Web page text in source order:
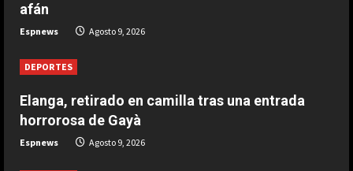
afán
Espnews Agosto 9, 2026
DEPORTES
Elanga, retirado en camilla tras una entrada
horrorosa de Gayà
Espnews Agosto 9, 2026